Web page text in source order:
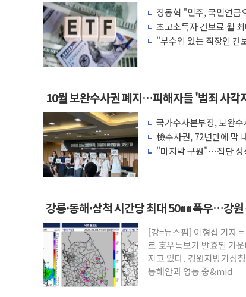
장동혁 "민주, 국민연금
차릴 판"
초고소득자 건보료 월
"부수입 있는 직장인
10월 보완수사권 폐지…피해자들 '범죄 사각
국가수사본부장, 보완
려 해소"
檢수사권, 72년만에 막
"마지막 구원"…집단 성
강릉·동해·삼척 시간당 최대 50㎜ 폭우…강
[강=뉴스핌] 이형섭 기자
로 호우특보가 발효된 가
지고 있다. 강원지방기상
동해안과 영동 중&mid